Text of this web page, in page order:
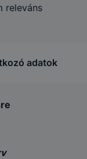
releváns
releváns
adatok